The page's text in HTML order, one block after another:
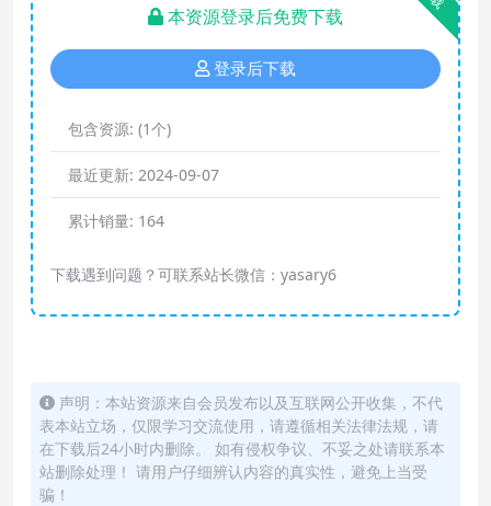
本资源登录后免费下载
登录后下载
包含资源: (1个)
最近更新: 2024-09-07
累计销量: 164
下载遇到问题？可联系站长微信：yasary6
声明：本站资源来自会员发布以及互联网公开收集，不代
表本站立场，仅限学习交流使用，请遵循相关法律法规，请
在下载后24小时内删除。 如有侵权争议、不妥之处请联系本
站删除处理！ 请用户仔细辨认内容的真实性，避免上当受
骗！